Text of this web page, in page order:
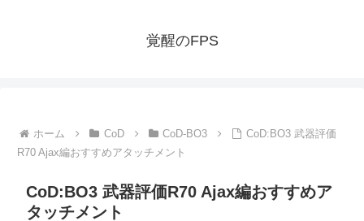
覚醒のFPS
ホーム CoD CoD-BO3
CoD:BO3 武器評価
R70 Ajax編おすすめアタッチメント
CoD:BO3 武器評価R70 Ajax編おすすめア
タッチメント